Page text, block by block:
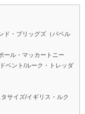
ド・ブリッグズ（バベル
ル・マッカートニー
ベント/ルーク・トレッダ
サイズ/イギリス・ルク